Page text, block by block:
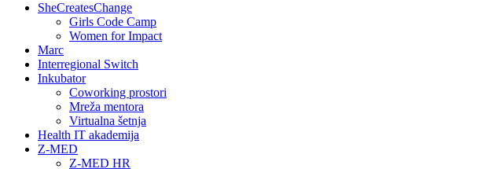
SheCreatesChange
Girls Code Camp
Women for Impact
Marc
Interregional Switch
Inkubator
Coworking prostori
Mreža mentora
Virtualna šetnja
Health IT akademija
Z-MED
Z-MED HR